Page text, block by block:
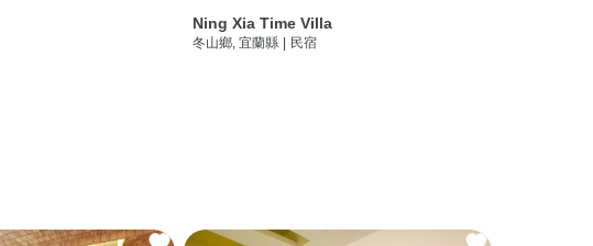
Ning Xia Time Villa
冬山鄉, 宜蘭縣 | 民宿